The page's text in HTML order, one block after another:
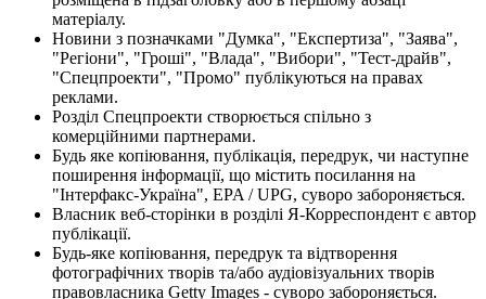
матеріалу.
Новини з позначками "Думка", "Експертиза", "Заява",
"Регіони", "Гроші", "Влада", "Вибори", "Тест-драйв",
"Спецпроекти", "Промо" публікуються на правах
реклами.
Розділ Спецпроекти створюється спільно з
комерційними партнерами.
Будь яке копіювання, публікація, передрук, чи наступне
поширення інформації, що містить посилання на
"Інтерфакс-Україна", EPA / UPG, суворо забороняється.
Власник веб-сторінки в розділі Я-Корреспондент є автор
публікації.
Будь-яке копіювання, передрук та відтворення
фотографічних творів та/або аудіовізуальних творів
правовласника Getty Images - суворо забороняється.